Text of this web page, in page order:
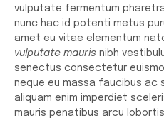
vulputate fermentum
nunc hac id potenti metus
amet eu vitae elementum
vulputate mauris nibh
senectus consectetur
neque eu massa faucibus ac
aliquam enim imperdiet
mauris penatibus arcu